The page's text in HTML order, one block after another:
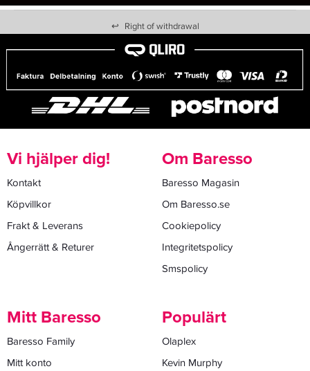
↩ Right of withdrawal
Vi hjälper dig!
Kontakt
Köpvillkor
Frakt & Leverans
Ångerrätt & Returer
Om Baresso
Baresso Magasin
Om Baresso.se
Cookiepolicy
Integritetspolicy
Smspolicy
Mitt Baresso
Baresso Family
Mitt konto
Populärt
Olaplex
Kevin Murphy